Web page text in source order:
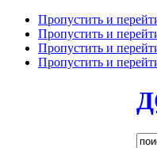
Пропустить и
Пропустить и
Пропустить и
Пропустить и